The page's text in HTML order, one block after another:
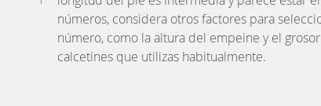
números, considera otros factores para
número, como la altura del empeine y el
calcetines que utilizas habitualmente.